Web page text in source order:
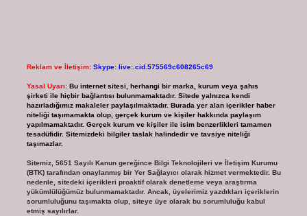
Reklam ve İletişim: Skype: live:.cid.575569c608265c69
Yasal Uyarı: Bu internet sitesi, herhangi bir marka, kurum veya şahıs
şirketi ile hiçbir bağlantısı bulunmamaktadır. Sitede yalnızca kendi
hazırladığımız makaleler paylaşılmaktadır. Burada yer alan içerikler haber
niteliği taşımamakta olup, gerçek kurum ve kişiler hakkında paylaşım
yapılmamaktadır. Gerçek kurum ve kişiler ile isim benzerlikleri tamamen
tesadüfidir. Sitemizdeki bilgiler taslak halindedir ve tavsiye niteliği
taşımazlar.
Sitemiz, 5651 Sayılı Kanun gereğince Bilgi Teknolojileri ve İletişim Kurumu
(BTK) tarafından onaylanmış bir Yer Sağlayıcı olarak hizmet vermektedir. Bu
nedenle, sitedeki içerikleri proaktif olarak denetleme veya araştırma
yükümlülüğümüz bulunmamaktadır. Ancak, üyelerimiz yazdıkları içeriklerin
sorumluluğunu taşımakta olup, siteye üye olarak bu sorumluluğu kabul
etmiş sayılırlar.